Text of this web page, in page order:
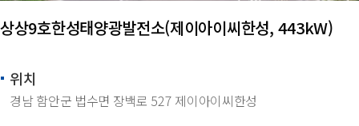
상상9호한성태양광발전소(제이아이씨한성, 443kW)
위치
경남 함안군 법수면 장백로 527 제이아이씨한성